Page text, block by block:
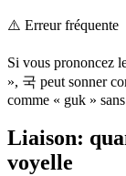
⚠️ Erreur fréquente
Si vous prononcez
», 국 peut sonner
comme « guk »
Liaison:
voyelle